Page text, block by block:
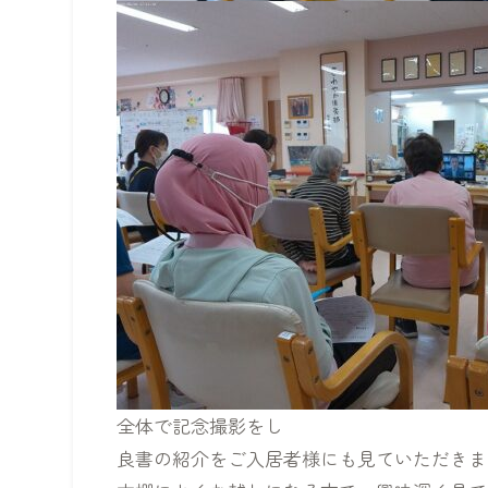
全体で記念撮影をし
良書の紹介をご入居者様にも見ていただき